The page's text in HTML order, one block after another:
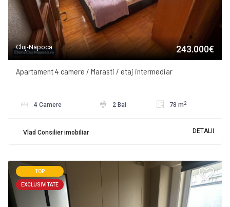
Cluj-Napoca 243.000€
Apartament 4 camere / Marasti / etaj intermediar
4 Camere 2 Bai 78 m 2
Vlad Consilier imobiliar DETALII
TOP
EXCLUSIVITATE